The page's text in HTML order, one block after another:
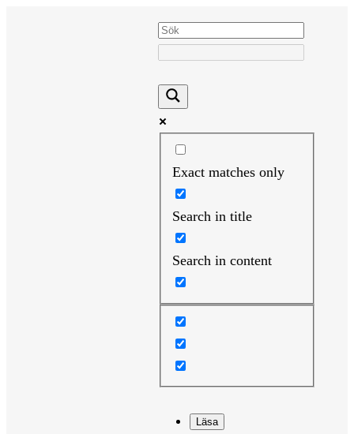
Exact matches only
Search in title
Search in content
Läsa